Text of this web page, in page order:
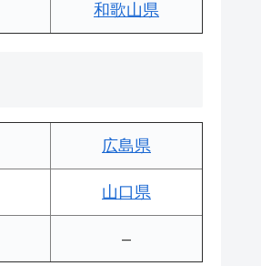
和歌山県
広島県
山口県
–